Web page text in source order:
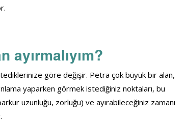
ayırmalıyım?
göre değişir. Petra çok büyük bir alan,
yaparken görmek istediğiniz noktaları, bu
uzunluğu, zorluğu) ve ayırabileceğiniz zamanı